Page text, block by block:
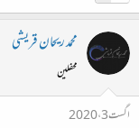
محمد ریحان قریشی
محفلین
اگست 3، 2020